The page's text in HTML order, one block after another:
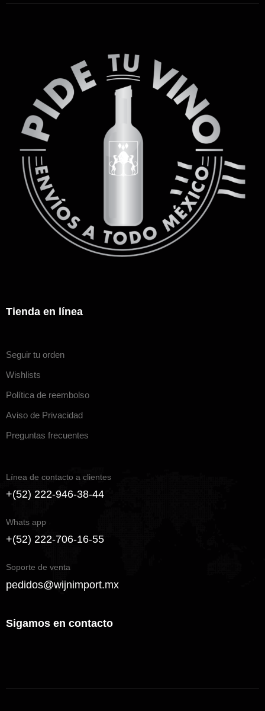
Tienda en línea
Seguir tu orden
Wishlists
Política de reembolso
Aviso de Privacidad
Preguntas frecuentes
Línea de contacto a clientes
+(52) 222-946-38-44
Whats app
+(52) 222-706-16-55
Soporte de venta
pedidos@wijnimport.mx
Sigamos en contacto